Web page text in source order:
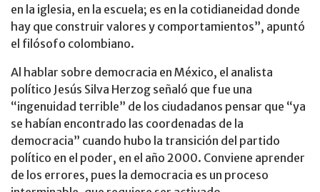
en la iglesia, en la escuela; es en la cotidianeidad donde
hay que construir valores y comportamientos”, apuntó
el filósofo colombiano.
Al hablar sobre democracia en México, el analista
político Jesús Silva Herzog señaló que fue una
“ingenuidad terrible” de los ciudadanos pensar que “ya
se habían encontrado las coordenadas de la
democracia” cuando hubo la transición del partido
político en el poder, en el año 2000. Conviene aprender
de los errores, pues la democracia es un proceso